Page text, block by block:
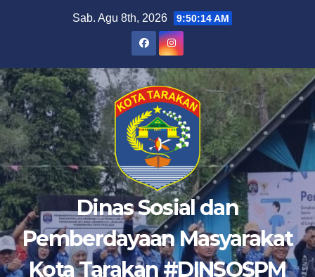
Sab. Agu 8th, 2026 9:50:15 AM
Dinas Sosial dan
Pemberdayaan Masyarakat
Kota Tarakan #DINSOSPM